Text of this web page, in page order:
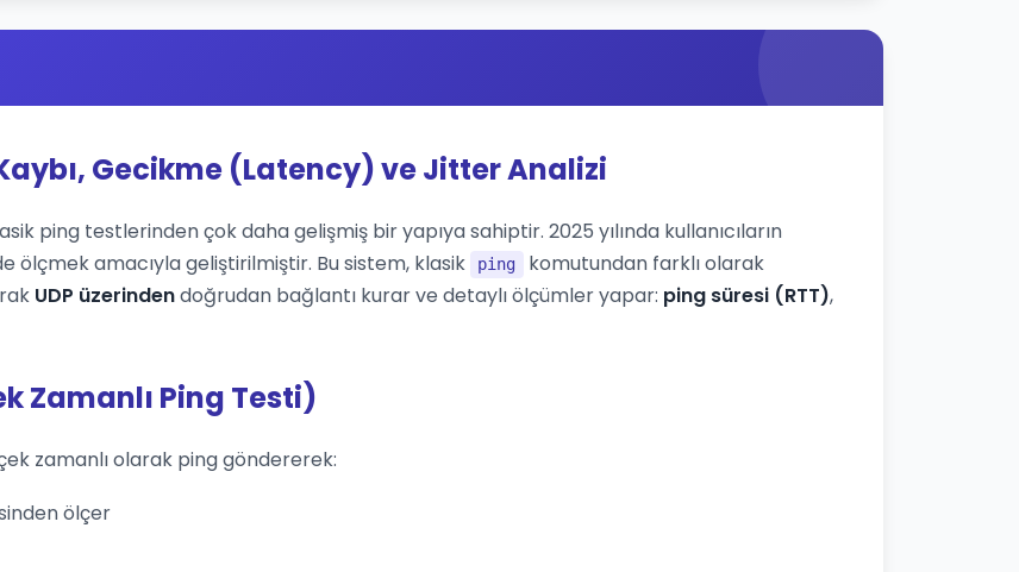
Gecikme (Latency) ve Jitter Analizi
ping testlerinden çok daha gelişmiş bir yapıya sahiptir. 2025 yılında kullanıcıların
ölçmek amacıyla geliştirilmiştir. Bu sistem, klasik ping
komutundan farklı olarak
UDP üzerindendoğrudan bağlantı kurar ve detaylı ölçümler yapar: ping süresi (RTT),
Zamanlı Ping Testi)
zamanlı olarak ping göndererek:
ölçer